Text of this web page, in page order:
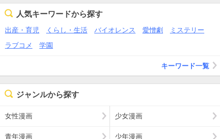
人気キーワードから探す
出産・育児 くらし・生活 バイオレンス 愛憎劇
ミステリー
ラブコメ
学園
キーワード一覧
ジャンルから探す
女性漫画 少女漫画
青年漫画 少年漫画